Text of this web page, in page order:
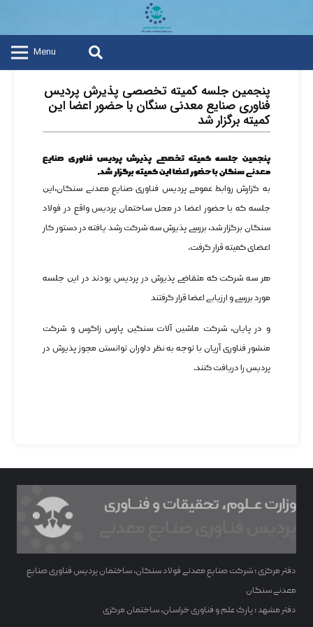
Menu
پنجمین جلسه کمیته تخصصی پذیرش پردیس
فناوری صنایع معدنی سنگان با حضور اعضا این
کمیته برگزار شد
پنجمین جلسه کمیته تخصصی پذیرش پردیس فناوری صنایع
معدنی سنگان با حضور اعضا این کمیته برگزار شد.
به گزارش روابط عمومی پردیس فناوری صنایع معدنی سنگان،این
جلسه که با حضور اعضا در محل ساختمان پردیس واقع در فولاد
سنگان برگزار شد، بررسی پذیرش سه شرکت رشد یافته در دستور کار
اعضای کمیته قرار گرفت.
هر سه شرکت که متقاضی پذیرش در پردیس بودند در این جلسه
مورد بررسی و ارزیابی اعضا قرار گرفتند
و در پایان، شرکت ماشین آلات سنگین پارس زاگرس و شرکت
منشور فناوری آریان با توجه به نظر داوران توانستن مجوز پذیرش در
پردیس را دریافت کنند.
دفتر مرکزی : شرکت صنایع معدنی فولاد سنگان، ساختمان پردیس فناوری صنایع
معدنی سنگان
دفتر مشهد : پارک علم و فناوری خراسان، ساختمان مرکزی